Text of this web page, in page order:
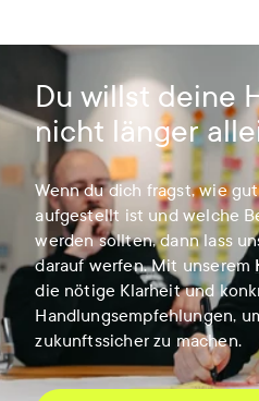
Du willst deine
nicht länger
Wenn du dich fragst, wie
aufgestellt ist und welche
werden sollten, dann lass
darauf werfen. Mit unserem
die nötige Klarheit und
Handlungsempfehlungen,
zukunftssicher zu machen.